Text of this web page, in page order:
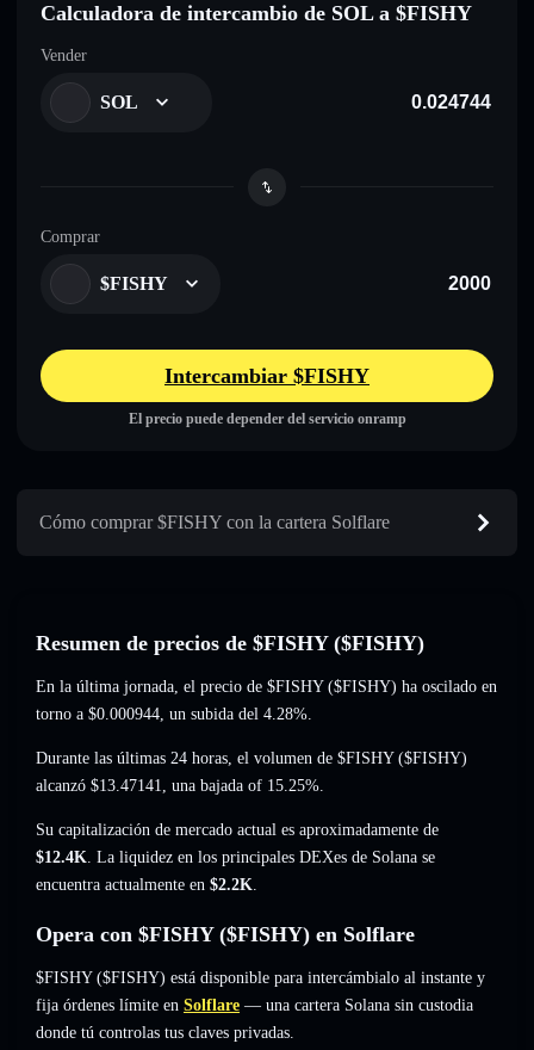
Calculadora de intercambio de SOL a $FISHY
Vender
SOL
Comprar
$FISHY
Intercambiar $FISHY
El precio puede depender del servicio onramp
Cómo comprar $FISHY con la cartera Solflare
Resumen de precios de $FISHY ($FISHY)
En la última jornada, el precio de $FISHY ($FISHY) ha oscilado en
torno a $0.000944, un subida del 4.28%.
Durante las últimas 24 horas, el volumen de $FISHY ($FISHY)
alcanzó $13.47141, una bajada of 15.25%.
Su capitalización de mercado actual es aproximadamente de
$12.4K. La liquidez en los principales DEXes de Solana se
encuentra actualmente en $2.2K.
Opera con $FISHY ($FISHY) en Solflare
$FISHY ($FISHY) está disponible para intercámbialo al instante y
fija órdenes límite en Solflare — una cartera Solana sin custodia
donde tú controlas tus claves privadas.